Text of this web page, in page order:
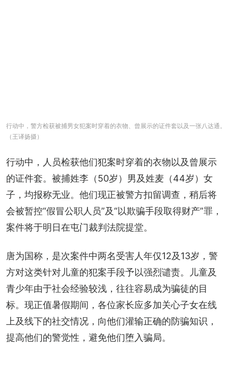
行动中，警方检获被捕男女犯案时穿着的衣物、曾展示的证件套以及一张八达通。
（王译扬摄）
行动中，人员检获他们犯案时穿着的衣物以及曾展示
的证件套。被捕姓李（50岁）男及姓麦（44岁）女
子，均报称无业。他们现正被警方扣留调查，稍后将
会被暂控“假冒公职人员”及“以欺骗手段取得财产”罪，
案件将于明日在屯门裁判法院提堂。
唐为国称，是次案件中两名受害人年仅12及13岁，警
方对这类针对儿童的犯案手段予以强烈谴责。儿童及
青少年由于社会经验较浅，往往容易成为骗徒的目
标。现正值暑假期间，各位家长应多加关心子女在线
上及线下的社交情况，向他们灌输正确的防骗知识，
提高他们的警觉性，避免他们堕入骗局。